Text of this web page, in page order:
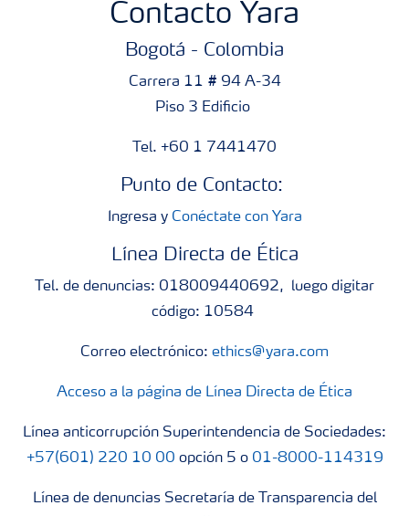
Contacto Yara
Bogotá - Colombia
Carrera 11 # 94 A-34
Piso 3 Edificio
Tel. +60 1 7441470
Punto de Contacto:
Ingresa y Conéctate con Yara
Línea Directa de Ética
Tel. de denuncias: 018009440692, luego digitar
código: 10584
Correo electrónico: ethics@yara.com
Acceso a la página de Línea Directa de Ética
Línea anticorrupción Superintendencia de Sociedades:
+57(601) 220 10 00 opción 5 o 01-8000-114319
Línea de denuncias Secretaría de Transparencia del